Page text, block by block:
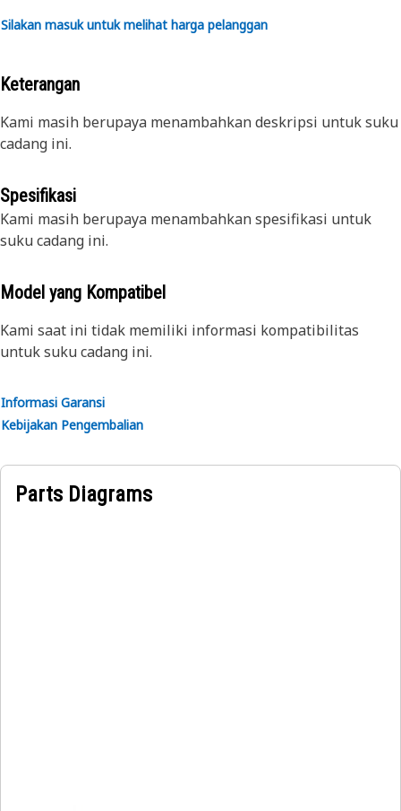
Silakan masuk untuk melihat harga pelanggan
Keterangan
Kami masih berupaya menambahkan deskripsi untuk suku
cadang ini.
Spesifikasi
Kami masih berupaya menambahkan spesifikasi untuk
suku cadang ini.
Model yang Kompatibel
Kami saat ini tidak memiliki informasi kompatibilitas
untuk suku cadang ini.
Informasi Garansi
Kebijakan Pengembalian
Parts Diagrams